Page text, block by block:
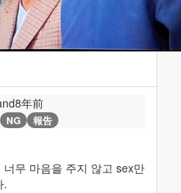
8年前
NG 報告
무 마음을 주지 않고 sex만
.